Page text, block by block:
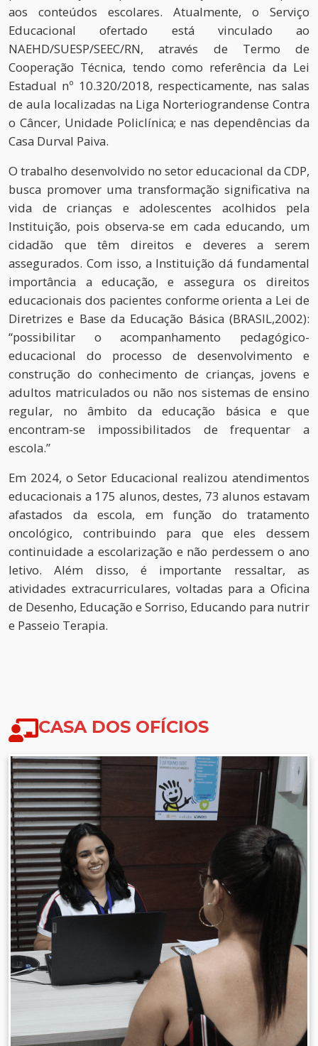
aos conteúdos escolares. Atualmente, o Serviço
Educacional ofertado está vinculado ao
NAEHD/SUESP/SEEC/RN, através de Termo de
Cooperação Técnica, tendo como referência da Lei
Estadual nº 10.320/2018, respecticamente, nas salas
de aula localizadas na Liga Norteriograndense Contra
o Câncer, Unidade Policlínica; e nas dependências da
Casa Durval Paiva.
O trabalho desenvolvido no setor educacional da CDP,
busca promover uma transformação significativa na
vida de crianças e adolescentes acolhidos pela
Instituição, pois observa-se em cada educando, um
cidadão que têm direitos e deveres a serem
assegurados. Com isso, a Instituição dá fundamental
importância a educação, e assegura os direitos
educacionais dos pacientes conforme orienta a Lei de
Diretrizes e Base da Educação Básica (BRASIL,2002):
“possibilitar o acompanhamento pedagógico-
educacional do processo de desenvolvimento e
construção do conhecimento de crianças, jovens e
adultos matriculados ou não nos sistemas de ensino
regular, no âmbito da educação básica e que
encontram-se impossibilitados de frequentar a
escola.”
Em 2024, o Setor Educacional realizou atendimentos
educacionais a 175 alunos, destes, 73 alunos estavam
afastados da escola, em função do tratamento
oncológico, contribuindo para que eles dessem
continuidade a escolarização e não perdessem o ano
letivo. Além disso, é importante ressaltar, as
atividades extracurriculares, voltadas para a Oficina
de Desenho, Educação e Sorriso, Educando para nutrir
e Passeio Terapia.
CASA DOS OFÍCIOS